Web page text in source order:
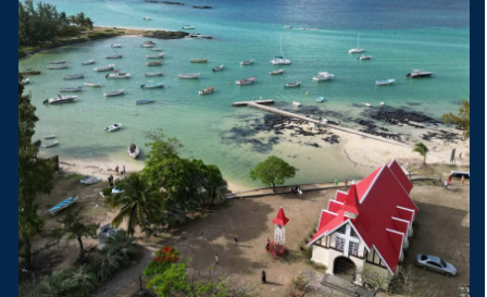
Посмотрите видео и фото
с нашей экскурсии
по северу Маврикия